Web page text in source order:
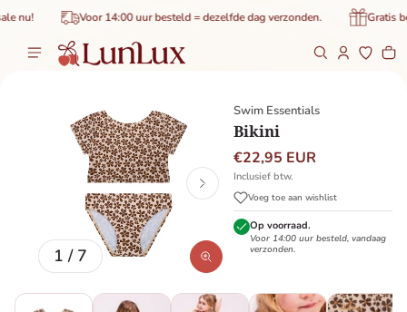
inhoudVoor 14:00 uur besteld = dezelfde dag verzonden. Gratis
0
1 / van
7
Swim Essentials
Bikini
€22,95 EUR
Inclusief btw.
Voeg toe aan wishlist
Op voorraad.
Voor 14:00 uur besteld, vandaag
verzonden.